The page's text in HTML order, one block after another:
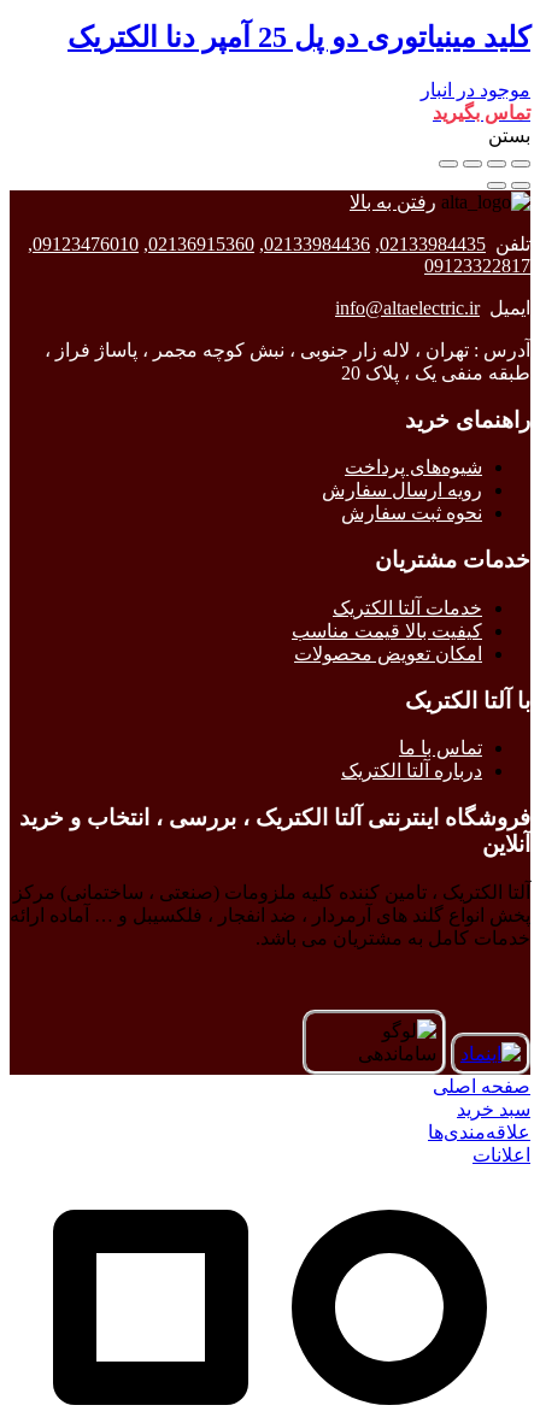
کلید مینیاتوری دو پل 25 آمپر دنا الکتریک
موجود در انبار
تماس بگیرید
بستن
رفتن به بالا
تلفن 02133984435
,
02133984436
,
02136915360
,
09123476010
,
09123322817
ایمیلinfo@altaelectric.ir
آدرس : تهران ، لاله زار جنوبی ، نبش کوچه مجمر ، پاساژ فراز ،
طبقه منفی یک ، پلاک 20
راهنمای خرید
شیوه‌های پرداخت
رویه ارسال سفارش
نحوه ثبت سفارش
خدمات مشتریان
خدمات آلتا الکتریک
کیفیت بالا قیمت مناسب
امکان تعویض محصولات
با آلتا الکتریک
تماس با ما
درباره آلتا الکتریک
فروشگاه اینترنتی آلتا الکتریک ، بررسی ، انتخاب و خرید
آنلاین
آلتا الکتریک ، تامین کننده کلیه ملزومات (صنعتی ، ساختمانی) مرکز
پخش انواع گلند های آرمردار ، ضد انفجار ، فلکسیبل و … آماده ارائه
خدمات کامل به مشتریان می باشد.
صفحه اصلی
سبد خرید
علاقه‌مندی‌ها
اعلانات